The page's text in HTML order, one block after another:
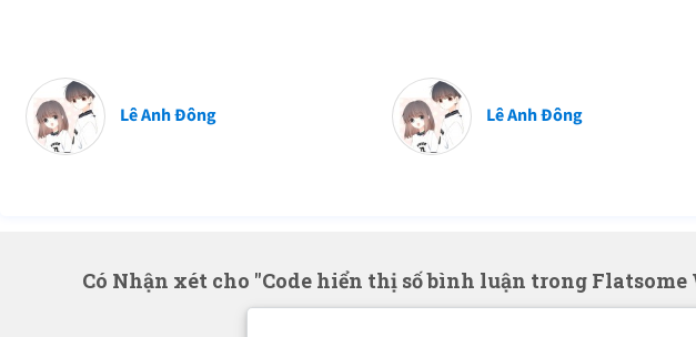
Lê Anh Đông Lê Anh Đông
Có Nhận xét cho "Code hiển thị số bình luận trong Flatsome